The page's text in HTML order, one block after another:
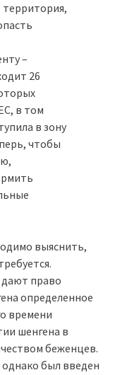
территория,
–
26
в том
в зону
чтобы
выяснить,
дают право
определенное
времени
шенгена в
беженцев.
был введен